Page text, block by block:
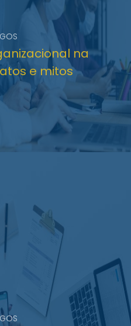
na
e mitos